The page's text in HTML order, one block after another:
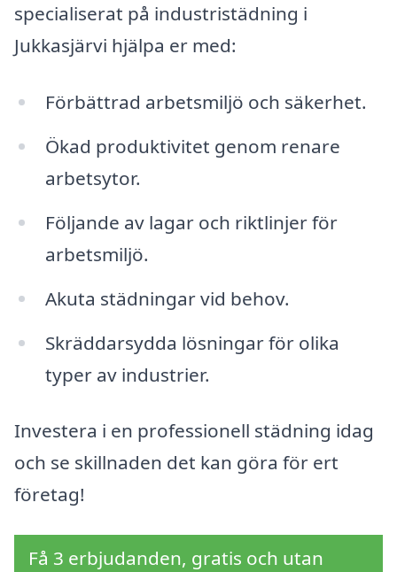
specialiserat på industristädning i
Jukkasjärvi hjälpa er med:
Förbättrad arbetsmiljö och säkerhet.
Ökad produktivitet genom renare
arbetsytor.
Följande av lagar och riktlinjer för
arbetsmiljö.
Akuta städningar vid behov.
Skräddarsydda lösningar för olika
typer av industrier.
Investera i en professionell städning idag
och se skillnaden det kan göra för ert
företag!
Få 3 erbjudanden, gratis och utan